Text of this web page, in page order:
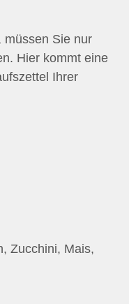
müssen Sie nur
Hier kommt eine
Ihrer
Zucchini, Mais,